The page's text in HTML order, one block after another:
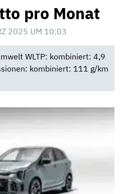
pro Monat
2025 UM 10:03
WLTP: kombiniert: 4,9
kombiniert: 111 g/km